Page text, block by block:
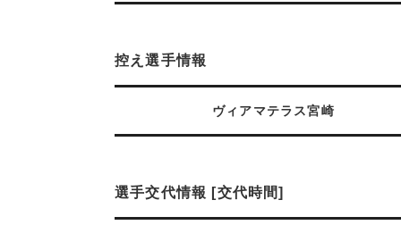
控え選手情報
ヴィアマテラス宮崎
選手交代情報 [交代時間]